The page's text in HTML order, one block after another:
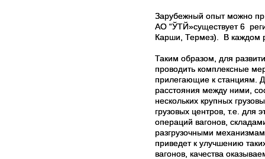
Зарубежный опыт можно
АО “ЎТЙ»существует 6
Карши, Термез).
В каждом
Таким образом, для
проводить комплексные
прилегающие к станциям.
расстояния между ними,
нескольких крупных
грузовых центров, т.е. для
операций вагонов,
разгрузочными
приведет к улучшению
вагонов, качества